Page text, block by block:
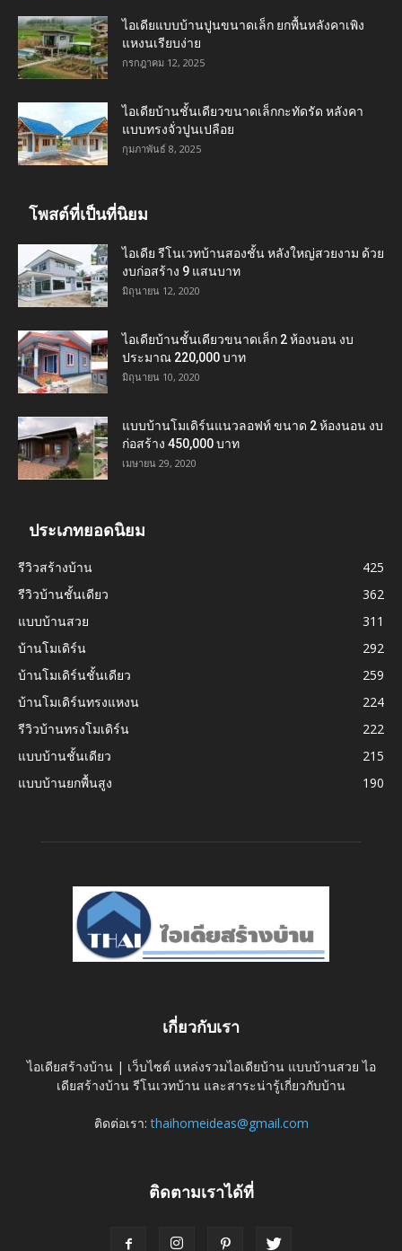
ไอเดียแบบบ้านปูนขนาดเล็ก ยกพื้นหลังคาเพิง
แหงนเรียบง่าย
กรกฎาคม 12, 2025
ไอเดียบ้านชั้นเดียวขนาดเล็กกะทัดรัด หลังคา
แบบทรงจั่วปูนเปลือย
กุมภาพันธ์ 8, 2025
โพสต์ที่เป็นที่นิยม
ไอเดีย รีโนเวทบ้านสองชั้น หลังใหญ่สวยงาม ด้วย
งบก่อสร้าง 9 แสนบาท
มิถุนายน 12, 2020
ไอเดียบ้านชั้นเดียวขนาดเล็ก 2 ห้องนอน งบ
ประมาณ 220,000 บาท
มิถุนายน 10, 2020
แบบบ้านโมเดิร์นแนวลอฟท์ ขนาด 2 ห้องนอน งบ
ก่อสร้าง 450,000 บาท
เมษายน 29, 2020
ประเภทยอดนิยม
รีวิวสร้างบ้าน
425
รีวิวบ้านชั้นเดียว
362
แบบบ้านสวย
311
บ้านโมเดิร์น
292
บ้านโมเดิร์นชั้นเดียว
259
บ้านโมเดิร์นทรงแหงน
224
รีวิวบ้านทรงโมเดิร์น
222
แบบบ้านชั้นเดียว
215
แบบบ้านยกพื้นสูง
190
เกี่ยวกับเรา
ไอเดียสร้างบ้าน | เว็บไซต์ แหล่งรวมไอเดียบ้าน แบบบ้านสวย ไอ
เดียสร้างบ้าน รีโนเวทบ้าน และสาระน่ารู้เกี่ยวกับบ้าน
ติดต่อเรา:thaihomeideas@gmail.com
ติดตามเราได้ที่